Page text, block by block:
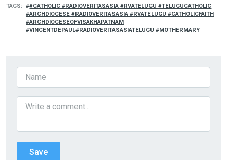
TAGS
#CATHOLIC #RADIOVERITASASIA #RVATELUGU #TELUGUCATHOLIC
#ARCHDIOCESE #RADIOVERITASASIA #RVATELUGU #CATHOLICFAITH
#ARCHDIOCESEOFVISAKHAPATNAM
#VINCENTDEPAUL#RADIOVERITASASIATELUGU #MOTHERMARY